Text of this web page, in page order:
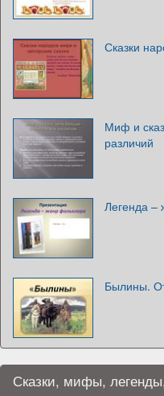
Сказки
Миф и
различий
Легенда –
Былины.
Сказки, мифы,